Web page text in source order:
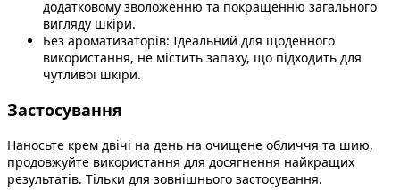
додатковому зволоженню та покращенню загального
вигляду шкіри.
Без ароматизаторів: Ідеальний для щоденного
використання, не містить запаху, що підходить для
чутливої шкіри.
Застосування
Наносьте крем двічі на день на очищене обличчя та шию,
продовжуйте використання для досягнення найкращих
результатів. Тільки для зовнішнього застосування.